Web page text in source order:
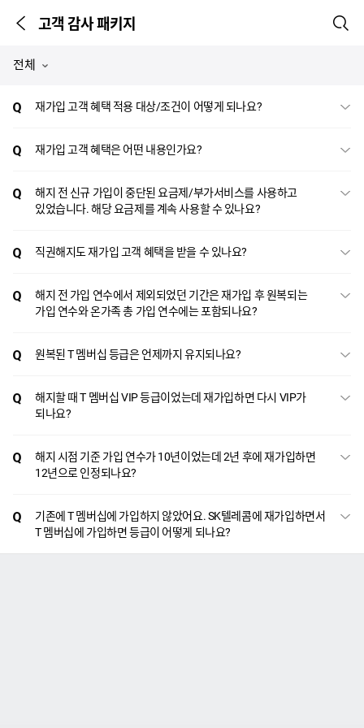
고객 감사 패키지
본문시작
전체
재가입 고객 혜택 적용 대상/조건이 어떻게 되나요?
재가입 고객 혜택은 어떤 내용인가요?
해지 전 신규 가입이 중단된 요금제/부가서비스를 사용하고
있었습니다. 해당 요금제를 계속 사용할 수 있나요?
직권해지도 재가입 고객 혜택을 받을 수 있나요?
해지 전 가입 연수에서 제외되었던 기간은 재가입 후 원복되는
가입 연수와 온가족 총 가입 연수에는 포함되나요?
원복된 T 멤버십 등급은 언제까지 유지되나요?
해지할 때 T 멤버십 VIP 등급이었는데 재가입하면 다시 VIP가
되나요?
해지 시점 기준 가입 연수가 10년이었는데 2년 후에 재가입하면
12년으로 인정되나요?
기존에 T 멤버십에 가입하지 않았어요. SK텔레콤에 재가입하면서
T 멤버십에 가입하면 등급이 어떻게 되나요?